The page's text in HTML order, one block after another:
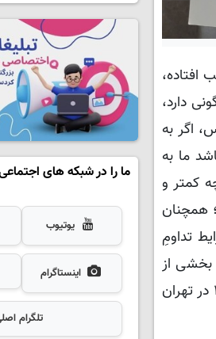
دارد،
اگر به
ما به
کمتر و
همچنان
تداومِ
بخشی از
کتاب «در فضیلت مدنیت» نوشته «حسن قاضی مرادی» نویسنده و پژوهشگر حوزه جامعه شناسی و مترجم متولد ۱۳۳۲ در تهران
ما را در شبکه های
یوتیوب
اینستاگرام
تلگرام